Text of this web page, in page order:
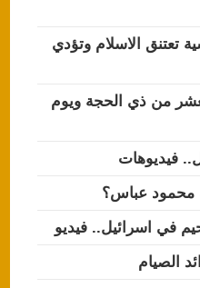
تعتنق الاسلام وتؤدي
من ذي الحجة ويوم
فيديوهات
محمود عباس؟
في اسرائيل.. فيديو
الصيام